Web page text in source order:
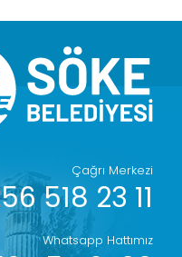
Çağrı Merkezi
518 23 11
Whatsapp Hattımız